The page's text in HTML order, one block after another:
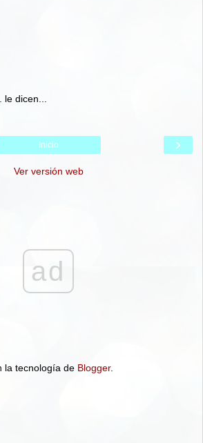
dicen...
›
Inicio
Ver versión web
ad
la tecnología de Blogger.